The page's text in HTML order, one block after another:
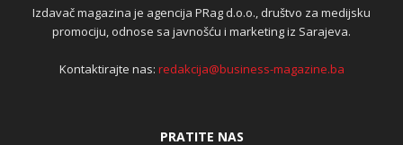
Izdavač magazina je agencija PRag d.o.o., društvo za medijsku
promociju, odnose sa javnošću i marketing iz Sarajeva.
Kontaktirajte nas: redakcija@business-magazine.ba
PRATITE NAS